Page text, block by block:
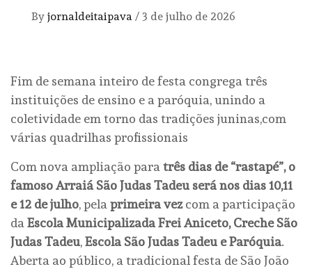
By jornaldeitaipava / 3 de julho de 2026
Fim de semana inteiro de festa congrega três
instituições de ensino e a paróquia, unindo a
coletividade em torno das tradições juninas,com
várias quadrilhas profissionais
Com nova ampliação para três dias de “rastapé”, o
famoso Arraiá São Judas Tadeu será nos dias 10,11
e 12 de julho, pela primeira vezcom a participação
da Escola Municipalizada Frei Aniceto, Creche São
Judas Tadeu,Escola São Judas Tadeu e Paróquia.
Aberta ao público, a tradicional festa de São João